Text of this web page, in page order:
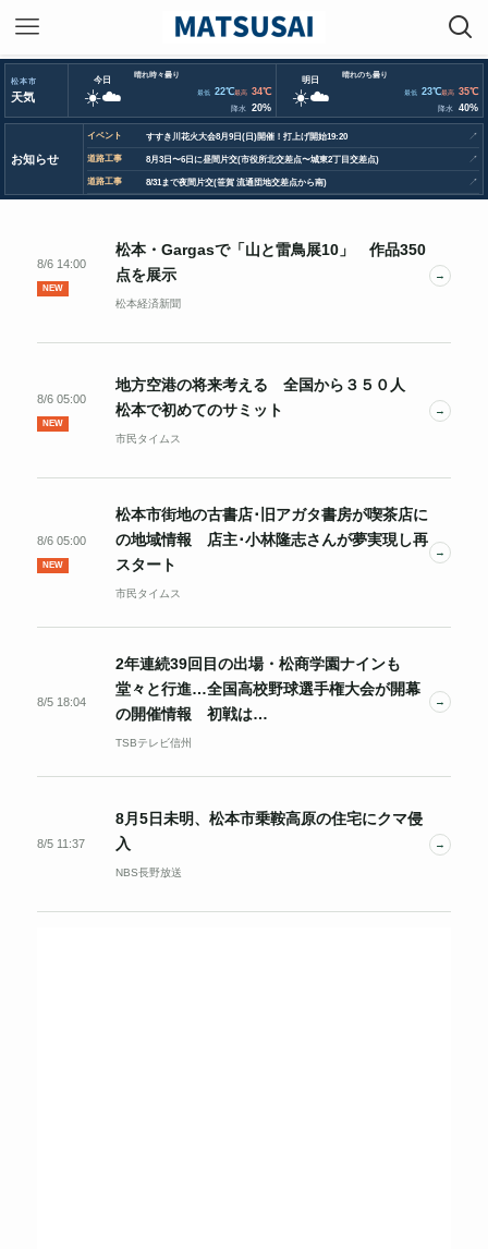
松本市
天気
今日
☀️☁️
晴れ時々曇り
最低 22℃最高 34℃
降水 20%
明日
☀️☁️
晴れのち曇り
最低 23℃最高 35℃
降水 40%
お知らせ
イベント すすき川花火大会8月9日(日)開催！打上げ開始19:20 ↗
道路工事 8月3日〜6日に昼間片交(市役所北交差点〜城東2丁目交差点) ↗
道路工事 8/31まで夜間片交(笹賀 流通団地交差点から南) ↗
8/6 14:00
NEW
松本・Gargasで「山と雷鳥展10」 作品350
点を展示
松本経済新聞
→
8/6 05:00
NEW
地方空港の将来考える 全国から３５０人
松本で初めてのサミット
市民タイムス
→
8/6 05:00
NEW
松本市街地の古書店･旧アガタ書房が喫茶店に
の地域情報 店主･小林隆志さんが夢実現し再
スタート
市民タイムス
→
8/5 18:04
2年連続39回目の出場・松商学園ナインも
堂々と行進…全国高校野球選手権大会が開幕
の開催情報 初戦は…
TSBテレビ信州
→
8/5 11:37
8月5日未明、松本市乗鞍高原の住宅にクマ侵
入
NBS長野放送
→